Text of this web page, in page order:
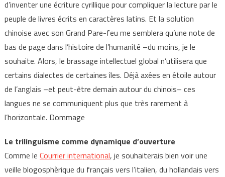
d’inventer une écriture cyrillique pour compliquer la lecture par le
peuple de livres écrits en caractères latins. Et la solution
chinoise avec son Grand Pare-feu me semblera qu’une note de
bas de page dans l’histoire de l’humanité –du moins, je le
souhaite. Alors, le brassage intellectuel global n’utilisera que
certains dialectes de certaines îles. Déjà axées en étoile autour
de l’anglais –et peut-être demain autour du chinois– ces
langues ne se communiquent plus que très rarement à
l’horizontale. Dommage
Le trilinguisme comme dynamique d’ouverture
Comme le Courrier international, je souhaiterais bien voir une
veille blogosphèrique du français vers l’italien, du hollandais vers